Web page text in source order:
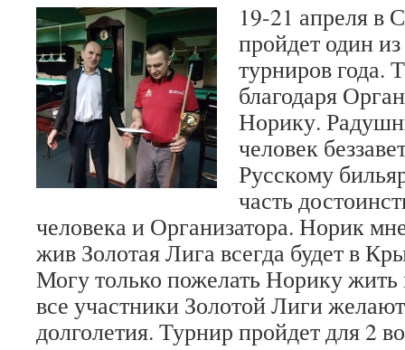
19-21 апреля в
пройдет один
турниров года.
благодаря
Норику.
человек
Русскому
часть
человека и Организатора. Норик
жив Золотая Лига всегда будет в
Могу только пожелать Норику жить
все участники Золотой Лиги
долголетия. Турнир пройдет для 2